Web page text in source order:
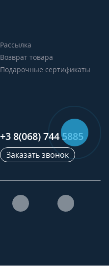
Рассылка
Возврат товара
Подарочные сертификаты
+3 8(068) 744 5885
Заказать звонок